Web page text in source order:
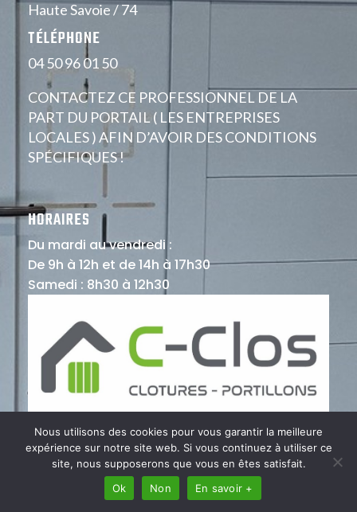
Haute Savoie / 74
TÉLÉPHONE
04 50 96 01 50
CONTACTEZ CE PROFESSIONNEL DE LA
PART DU PORTAIL ( LES ENTREPRISES
LOCALES ) AFIN D’AVOIR DES CONDITIONS
SPÉCIFIQUES !
HORAIRES
Du mardi au vendredi :
De 9h à 12h et de 14h à 17h30
Samedi : 8h30 à 12h30
Nous utilisons des cookies pour vous garantir la meilleure
expérience sur notre site web. Si vous continuez à utiliser ce
site, nous supposerons que vous en êtes satisfait.
Ok
Non En savoir +